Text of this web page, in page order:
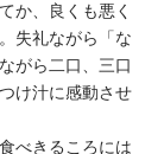
か、良くも悪く
失礼ながら「な
がら二口、三口
け汁に感動させ
べきるころには